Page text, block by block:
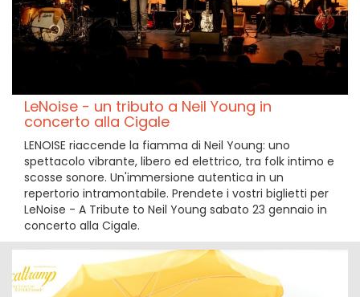
LeNoise - un tributo a Neil Young in
concerto alla Cigale
LENOISE riaccende la fiamma di Neil Young: uno
spettacolo vibrante, libero ed elettrico, tra folk intimo e
scosse sonore. Un'immersione autentica in un
repertorio intramontabile. Prendete i vostri biglietti per
LeNoise - A Tribute to Neil Young sabato 23 gennaio in
concerto alla Cigale.